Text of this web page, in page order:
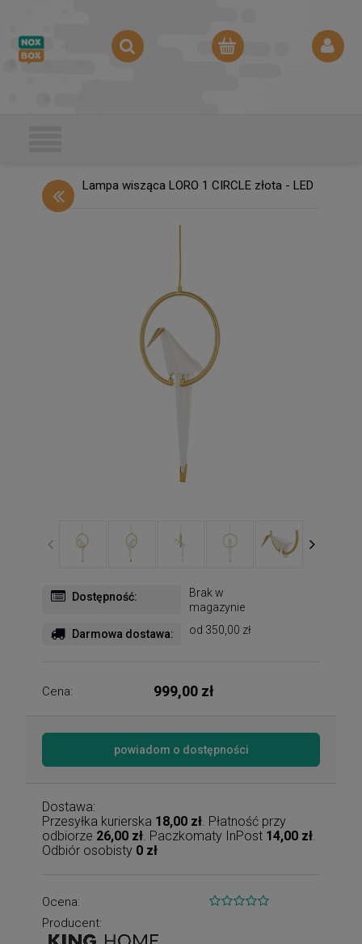
Lampa wisząca LORO 1 CIRCLE złota - LED
Dostępność:
Brak w
magazynie
Darmowa dostawa: od 350,00 zł
Cena: 999,00 zł
powiadom o dostępności
Dostawa:
Przesyłka kurierska 18,00 zł . Płatność przy
odbiorze 26,00 zł . Paczkomaty InPost 14,00 zł
Odbiór osobisty 0 zł
Ocena:
Producent: